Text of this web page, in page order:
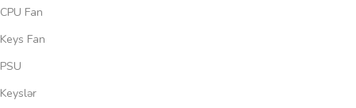
CPU Fan
Keys Fan
PSU
Keyslər